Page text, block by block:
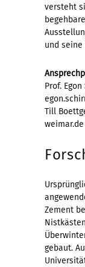
versteht
und seine
Prof.
Till
weimar.de
Zement
gebaut.